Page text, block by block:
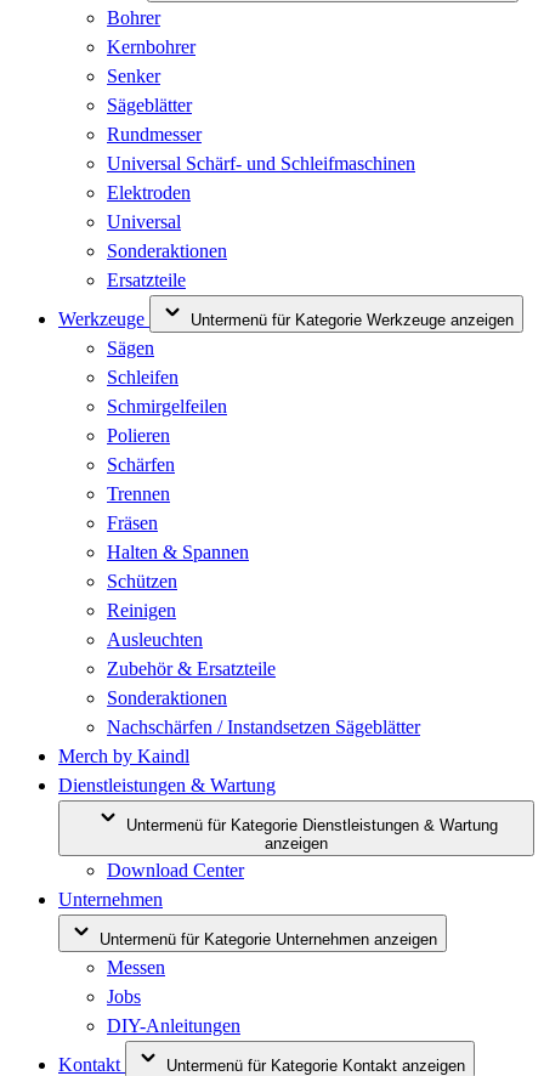
Bohrer
Kernbohrer
Senker
Sägeblätter
Rundmesser
Universal Schärf- und Schleifmaschinen
Elektroden
Universal
Sonderaktionen
Ersatzteile
Werkzeuge
Untermenü für Kategorie Werkzeuge anzeigen
Sägen
Schleifen
Schmirgelfeilen
Polieren
Schärfen
Trennen
Fräsen
Halten & Spannen
Schützen
Reinigen
Ausleuchten
Zubehör & Ersatzteile
Sonderaktionen
Nachschärfen / Instandsetzen Sägeblätter
Merch by Kaindl
Dienstleistungen & Wartung
Untermenü für Kategorie Dienstleistungen & Wartung
anzeigen
Download Center
Unternehmen
Untermenü für Kategorie Unternehmen anzeigen
Messen
Jobs
DIY-Anleitungen
Kontakt
Untermenü für Kategorie Kontakt anzeigen